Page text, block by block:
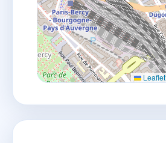
Leaflet